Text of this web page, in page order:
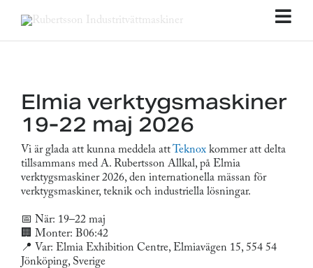
Elmia verktygsmaskiner
19-22 maj 2026
Vi är glada att kunna meddela attTeknoxkommer att delta
tillsammans med A. Rubertsson Allkal, på Elmia
verktygsmaskiner 2026, den internationella mässan för
verktygsmaskiner, teknik och industriella lösningar.
📅 När: 19–22 maj
🏢 Monter: B06:42
📍 Var: Elmia Exhibition Centre, Elmiavägen 15, 554 54
Jönköping, Sverige